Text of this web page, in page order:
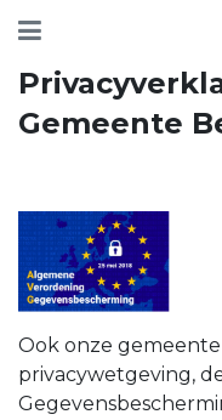
Gemeente
Ook onze
privacywetgeving,